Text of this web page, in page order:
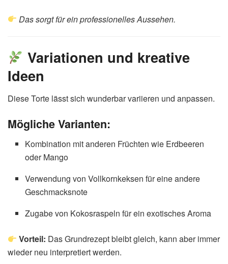
Das sorgt für ein professionelles Aussehen.
Variationen und kreative
Ideen
Diese Torte lässt sich wunderbar variieren und anpassen.
Mögliche Varianten:
Kombination mit anderen Früchten wie Erdbeeren
oder Mango
Verwendung von Vollkornkeksen für eine andere
Geschmacksnote
Zugabe von Kokosraspeln für ein exotisches Aroma
Vorteil: Das Grundrezept bleibt gleich, kann aber immer
wieder neu interpretiert werden.